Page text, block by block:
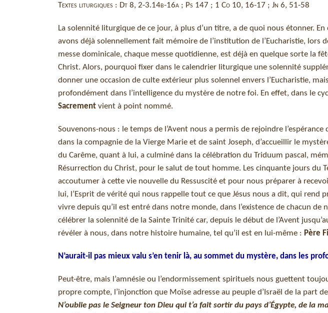
Textes liturgiques : Dt 8, 2-3.14b-16a ; Ps 147 ; 1 Co 10, 16-17 ; Jn 6, 51-58
La solennité liturgique de ce jour, à plus d’un titre, a de quoi nous étonner.
avons déjà solennellement fait mémoire de l’institution de l’Eucharistie, lors
messe dominicale, chaque messe quotidienne, est déjà en quelque sorte la
Christ. Alors, pourquoi fixer dans le calendrier liturgique une solennité
donner une occasion de culte extérieur plus solennel envers l’Eucharistie,
profondément dans l’intelligence du mystère de notre foi. En effet, dans le
Sacrement vient à point nommé.
Souvenons-nous : le temps de l’Avent nous a permis de rejoindre
dans la compagnie de la Vierge Marie et de saint Joseph, d’accueillir le
du Carême, quant à lui, a culminé dans la célébration du Triduum pascal,
Résurrection du Christ, pour le salut de tout homme. Les cinquante jours du
accoutumer à cette vie nouvelle du Ressuscité et pour nous préparer à
lui, l’Esprit de vérité qui nous rappelle tout ce que Jésus nous a dit, qui rend
vivre depuis qu’il est entré dans notre monde, dans l’existence de chacun de
célébrer la solennité de la Sainte Trinité car, depuis le début de l’Avent
révéler à nous, dans notre histoire humaine, tel qu’il est en lui-même : Père
N’aurait-il pas mieux valu s’en tenir là, au sommet du mystère, dans les
Peut-être, mais l’amnésie ou l’endormissement spirituels nous guettent
propre compte, l’injonction que Moïse adresse au peuple d’Israël de la part
N’oublie pas le Seigneur ton Dieu qui t’a fait sortir du pays d’Égypte, de la